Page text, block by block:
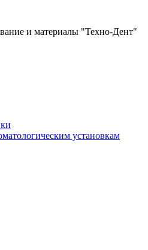
и материалы "Техно-Дент"
установкам